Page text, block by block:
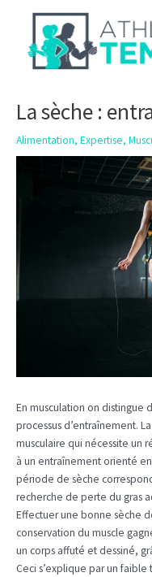
contenu
La sèche :
Alimentation, Expertise,
En musculation on distingue
processus d’entraînement.
musculaire qui nécessite un
à un entraînement orienté
période de sèche
recherche de perte du gras
Effectuer une bonne sèche
conservation du muscle
un corps affuté et dessiné,
Ceci s’explique par un